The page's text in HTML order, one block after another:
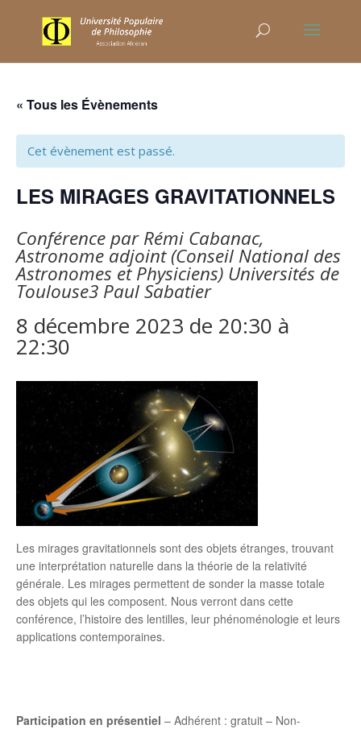
« Tous les Évènements
Cet évènement est passé.
LES MIRAGES GRAVITATIONNELS
Conférence par Rémi Cabanac,
Astronome adjoint (Conseil National des
Astronomes et Physiciens) Universités de
Toulouse3 Paul Sabatier
8 décembre 2023 de 20:30 à
22:30
Les mirages gravitationnels sont des objets étranges, trouvant
une interprétation naturelle dans la théorie de la relativité
générale. Les mirages permettent de sonder la masse totale
des objets qui les composent. Nous verront dans cette
conférence, l’histoire des lentilles, leur phénoménologie et leurs
applications contemporaines.
Participation en présentiel – Adhérent : gratuit – Non-